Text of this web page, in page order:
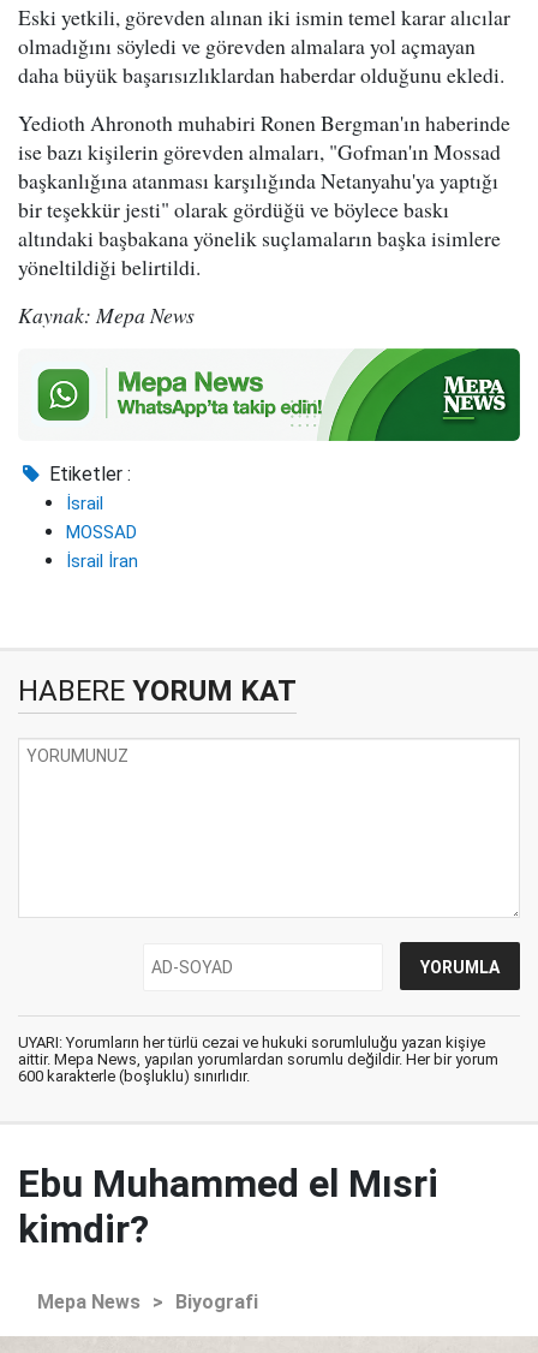
Eski yetkili, görevden alınan iki ismin temel karar alıcılar
olmadığını söyledi ve görevden almalara yol açmayan
daha büyük başarısızlıklardan haberdar olduğunu ekledi.
Yedioth Ahronoth muhabiri Ronen Bergman'ın haberinde
ise bazı kişilerin görevden almaları, "Gofman'ın Mossad
başkanlığına atanması karşılığında Netanyahu'ya yaptığı
bir teşekkür jesti" olarak gördüğü ve böylece baskı
altındaki başbakana yönelik suçlamaların başka isimlere
yöneltildiği belirtildi.
Kaynak: Mepa News
Etiketler :
İsrail
MOSSAD
İsrail İran
HABERE YORUM KAT
UYARI: Yorumların her türlü cezai ve hukuki sorumluluğu yazan kişiye
aittir. Mepa News, yapılan yorumlardan sorumlu değildir. Her bir yorum
600 karakterle (boşluklu) sınırlıdır.
Ebu Muhammed el Mısri
kimdir?
Mepa News > Biyografi